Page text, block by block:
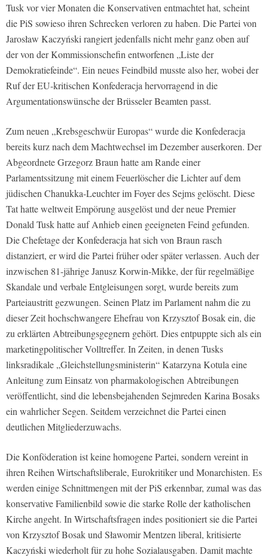
Tusk vor vier Monaten die Konservativen entmachtet hat, scheint
die PiS sowieso ihren Schrecken verloren zu haben. Die Partei von
Jarosław Kaczyński rangiert jedenfalls nicht mehr ganz oben auf
der von der Kommissionschefin entworfenen „Liste der
Demokratiefeinde“. Ein neues Feindbild musste also her, wobei der
Ruf der EU-kritischen Konfederacja hervorragend in die
Argumentationswünsche der Brüsseler Beamten passt.
Zum neuen „Krebsgeschwür Europas“ wurde die Konfederacja
bereits kurz nach dem Machtwechsel im Dezember auserkoren. Der
Abgeordnete Grzegorz Braun hatte am Rande einer
Parlamentssitzung mit einem Feuerlöscher die Lichter auf dem
jüdischen Chanukka-Leuchter im Foyer des Sejms gelöscht. Diese
Tat hatte weltweit Empörung ausgelöst und der neue Premier
Donald Tusk hatte auf Anhieb einen geeigneten Feind gefunden.
Die Chefetage der Konfederacja hat sich von Braun rasch
distanziert, er wird die Partei früher oder später verlassen. Auch der
inzwischen 81-jährige Janusz Korwin-Mikke, der für regelmäßige
Skandale und verbale Entgleisungen sorgt, wurde bereits zum
Parteiaustritt gezwungen. Seinen Platz im Parlament nahm die zu
dieser Zeit hochschwangere Ehefrau von Krzysztof Bosak ein, die
zu erklärten Abtreibungsgegnern gehört. Dies entpuppte sich als ein
marketingpolitischer Volltreffer. In Zeiten, in denen Tusks
linksradikale „Gleichstellungsministerin“ Katarzyna Kotula eine
Anleitung zum Einsatz von pharmakologischen Abtreibungen
veröffentlicht, sind die lebensbejahenden Sejmreden Karina Bosaks
ein wahrlicher Segen. Seitdem verzeichnet die Partei einen
deutlichen Mitgliederzuwachs.
Die Konföderation ist keine homogene Partei, sondern vereint in
ihren Reihen Wirtschaftsliberale, Eurokritiker und Monarchisten. Es
werden einige Schnittmengen mit der PiS erkennbar, zumal was das
konservative Familienbild sowie die starke Rolle der katholischen
Kirche angeht. In Wirtschaftsfragen indes positioniert sie die Partei
von Krzysztof Bosak und Sławomir Mentzen liberal, kritisierte
Kaczyński wiederholt für zu hohe Sozialausgaben. Damit machte